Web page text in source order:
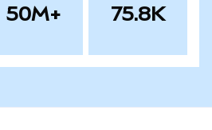
50M+ 75.8K